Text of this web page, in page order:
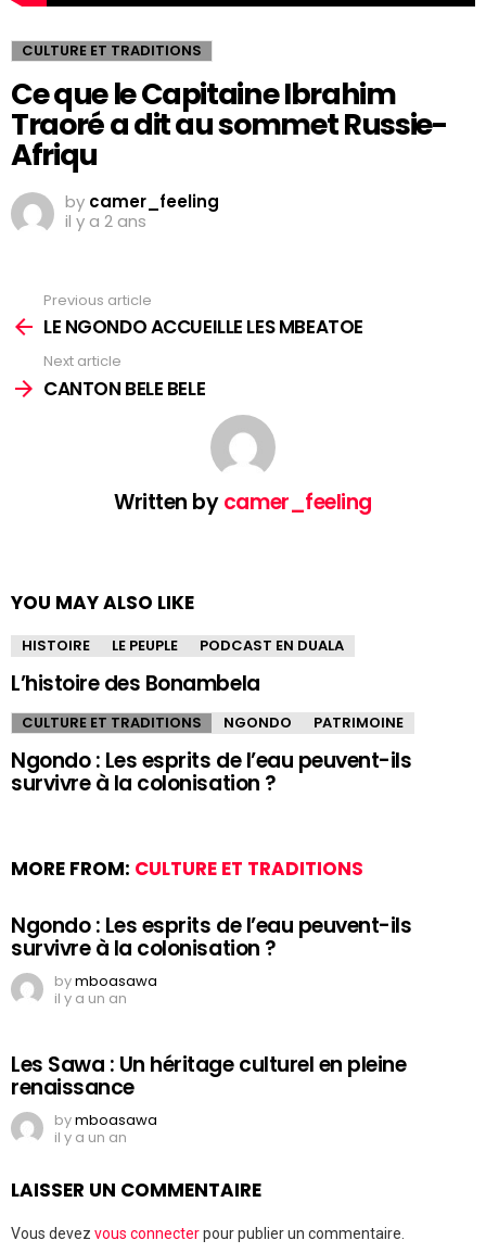
CULTURE ET TRADITIONS
Ce que le Capitaine Ibrahim
Traoré a dit au sommet Russie-
Afriqu
by camer_feeling
il y a 2 ans
more
Previous article
LE NGONDO ACCUEILLE LES MBEATOE
Next article
CANTON BELE BELE
Written bycamer_feeling
YOU MAY ALSO LIKE
HISTOIRE LE PEUPLE PODCAST EN DUALA
L’histoire des Bonambela
CULTURE ET TRADITIONS NGONDO PATRIMOINE
Ngondo : Les esprits de l’eau peuvent-ils
survivre à la colonisation ?
MORE FROM: CULTURE ET TRADITIONS
Ngondo : Les esprits de l’eau peuvent-ils
survivre à la colonisation ?
bymboasawa
il y a un an
Les Sawa : Un héritage culturel en pleine
renaissance
bymboasawa
il y a un an
LAISSER UN COMMENTAIRE
Vous devez vous connecterpour publier un commentaire.